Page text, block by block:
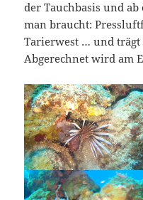
der Tauchbasis und
man braucht:
Tarierwest … und trägt
Abgerechnet wird am